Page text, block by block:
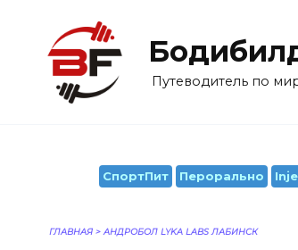
содержанию
Путеводитель по
СпортПит Перорально
ГЛАВНАЯ > АНДРОБОЛ LYKA LABS ЛАБИНСК